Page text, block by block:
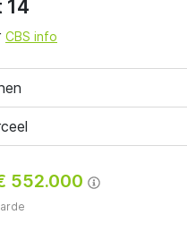
14
CBS info
552.000